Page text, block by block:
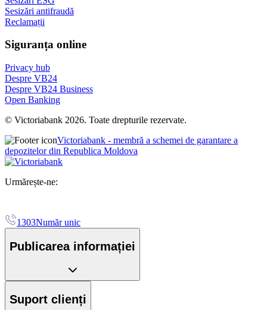
Sesizări antifraudă
Reclamații
Siguranța online
Privacy hub
Despre VB24
Despre VB24 Business
Open Banking
© Victoriabank 2026. Toate drepturile rezervate.
Victoriabank - membră a schemei de garantare a
depozitelor din Republica Moldova
Urmărește-ne:
1303Număr unic
Publicarea informației
Suport clienți